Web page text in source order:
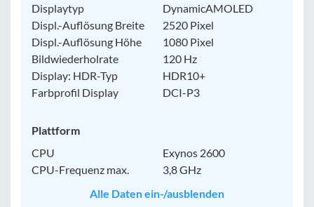
Displaytyp
DynamicAMOLED
Displ.-Auflösung Breite
2520 Pixel
Displ.-Auflösung Höhe
1080 Pixel
Bildwiederholrate
120 Hz
Display: HDR-Typ
HDR10+
Farbprofil Display
DCI-P3
Plattform
CPU
Exynos 2600
CPU-Frequenz max.
3,8 GHz
Alle Daten ein-/ausblenden